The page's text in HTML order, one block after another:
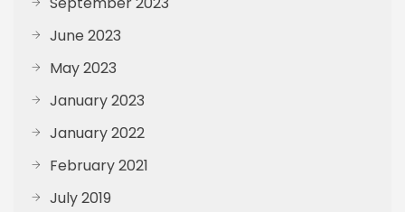
June 2023
May 2023
January 2023
January 2022
February 2021
July 2019